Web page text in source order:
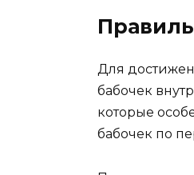
Для
бабочек
которые
бабочек по